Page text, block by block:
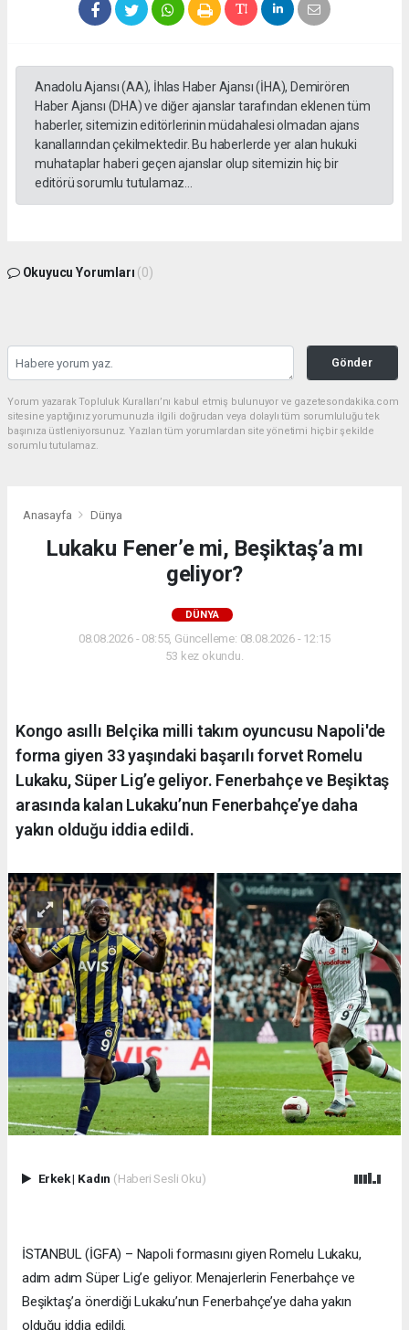
Anadolu Ajansı (AA), İhlas Haber Ajansı (İHA), Demirören
Haber Ajansı (DHA) ve diğer ajanslar tarafından eklenen tüm
haberler, sitemizin editörlerinin müdahalesi olmadan ajans
kanallarından çekilmektedir. Bu haberlerde yer alan hukuki
muhataplar haberi geçen ajanslar olup sitemizin hiç bir
editörü sorumlu tutulamaz...
Okuyucu Yorumları (0)
Gönder
Yorum yazarak Topluluk Kuralları’nı kabul etmiş bulunuyor ve gazetesondakika.com
sitesine yaptığınız yorumunuzla ilgili doğrudan veya dolaylı tüm sorumluluğu tek
başınıza üstleniyorsunuz. Yazılan tüm yorumlardan site yönetimi hiçbir şekilde
sorumlu tutulamaz.
Anasayfa Dünya
Lukaku Fener’e mi, Beşiktaş’a mı
geliyor?
DÜNYA
08.08.2026 - 08:55, Güncelleme: 08.08.2026 - 12:15
53 kez okundu.
Kongo asıllı Belçika milli takım oyuncusu Napoli'de
forma giyen 33 yaşındaki başarılı forvet Romelu
Lukaku, Süper Lig’e geliyor. Fenerbahçe ve Beşiktaş
arasında kalan Lukaku’nun Fenerbahçe’ye daha
yakın olduğu iddia edildi.
Erkek| Kadın (Haberi Sesli Oku)
İSTANBUL (İGFA) – Napoli formasını giyen Romelu Lukaku,
adım adım Süper Lig’e geliyor. Menajerlerin Fenerbahçe ve
Beşiktaş’a önerdiği Lukaku’nun Fenerbahçe’ye daha yakın
olduğu iddia edildi.